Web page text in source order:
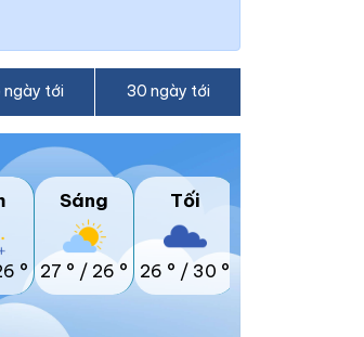
ngày tới 30 ngày tới
°
Sáng
27 ° / 26 °
Tối
26 ° / 30 °